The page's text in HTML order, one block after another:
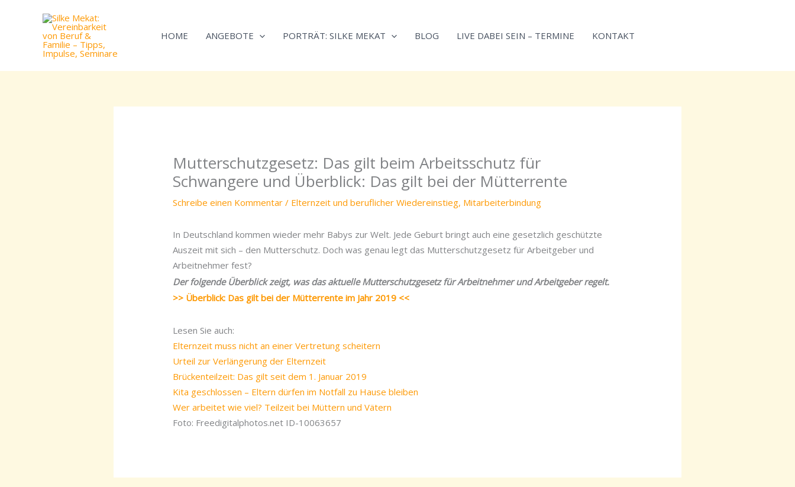
HOME ANGEBOTE PORTRÄT: SILKE MEKAT BLOG LIVE DABEI SEIN – TERMINE KONTAKT
Mutterschutzgesetz: Das gilt beim Arbeitsschutz für
Schwangere und Überblick: Das gilt bei der Mütterrente
Schreibe einen Kommentar / Elternzeit und beruflicher Wiedereinstieg, Mitarbeiterbindung
In Deutschland kommen wieder mehr Babys zur Welt. Jede Geburt bringt auch eine gesetzlich geschützte
Auszeit mit sich – den Mutterschutz. Doch was genau legt das Mutterschutzgesetz für Arbeitgeber und
Arbeitnehmer fest?
Der folgende Überblick zeigt, was das aktuelle Mutterschutzgesetz für Arbeitnehmer und Arbeitgeber regelt.
>> Überblick: Das gilt bei der Mütterrente im Jahr 2019 <<
Lesen Sie auch:
Elternzeit muss nicht an einer Vertretung scheitern
Urteil zur Verlängerung der Elternzeit
Brückenteilzeit: Das gilt seit dem 1. Januar 2019
Kita geschlossen – Eltern dürfen im Notfall zu Hause bleiben
Wer arbeitet wie viel? Teilzeit bei Müttern und Vätern
Foto: Freedigitalphotos.net ID-10063657
sich
reduzieren
Einfach
durchscrollen!